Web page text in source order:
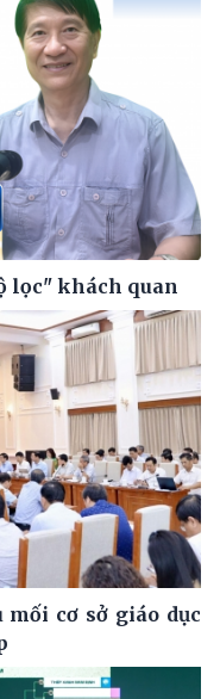
lọc" khách quan
mối cơ sở giáo dục